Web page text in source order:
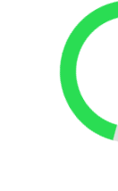
Loading...